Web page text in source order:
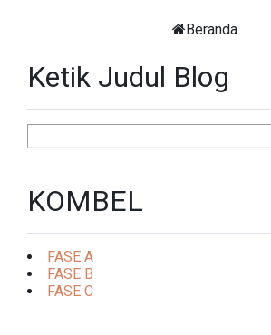
Beranda
Ketik Judul Blog
KOMBEL
FASE A
FASE B
FASE C